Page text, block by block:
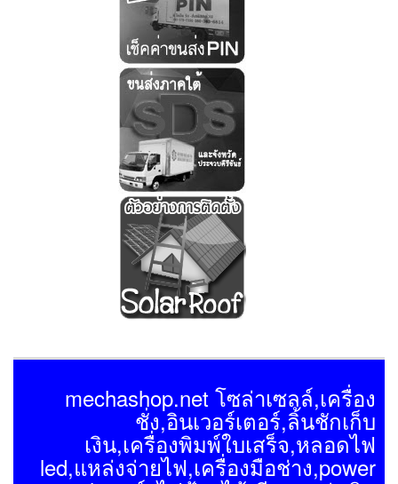
mechashop.net โซล่าเซลล์,เครื่อง
ชั่ง,อินเวอร์เตอร์,ลิ้นชักเก็บ
เงิน,เครื่องพิมพ์ใบเสร็จ,หลอดไฟ
led,แหล่งจ่ายไฟ,เครื่องมือช่าง,power